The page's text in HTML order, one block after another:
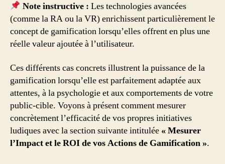
Note instructive : Les technologies avancées
(comme la RA ou la VR) enrichissent particulièrement le
concept de gamification lorsqu’elles offrent en plus une
réelle valeur ajoutée à l’utilisateur.
Ces différents cas concrets illustrent la puissance de la
gamification lorsqu’elle est parfaitement adaptée aux
attentes, à la psychologie et aux comportements de votre
public-cible. Voyons à présent comment mesurer
concrètement l’efficacité de vos propres initiatives
ludiques avec la section suivante intitulée « Mesurer
l’Impact et le ROI de vos Actions de Gamification ».